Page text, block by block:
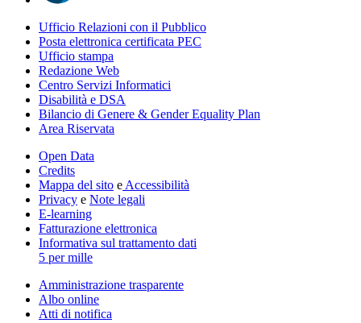
Ufficio Relazioni con il Pubblico
Posta elettronica certificata PEC
Ufficio stampa
Redazione Web
Centro Servizi Informatici
Disabilità e DSA
Bilancio di Genere & Gender Equality Plan
Area Riservata
Open Data
Credits
Mappa del sito e Accessibilità
Privacy e Note legali
E-learning
Fatturazione elettronica
Informativa sul trattamento dati
5 per mille
Amministrazione trasparente
Albo online
Atti di notifica